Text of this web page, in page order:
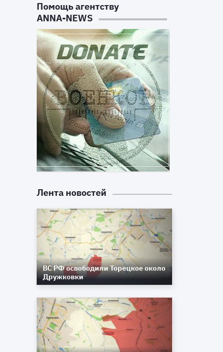
Помощь агентству
ANNA-NEWS
Лента новостей
ВС РФ освободили Торецкое около
Дружковки